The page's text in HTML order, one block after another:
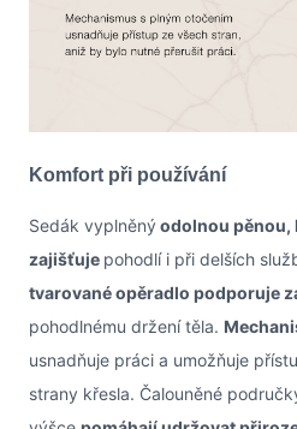
Komfort při používání
Sedák vyplněný odolnou pěnou,
zajišťuje pohodlí i při delších
tvarované opěradlo podporuje
pohodlnému držení těla.
usnadňuje práci a umožňuje
strany křesla. Čalouněné